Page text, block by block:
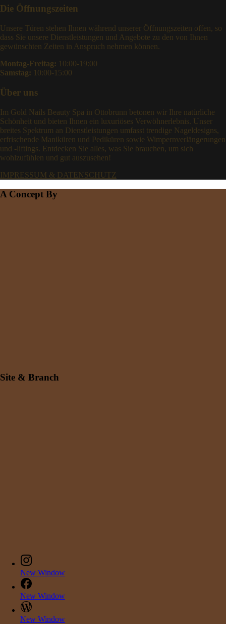
Die Öffnungszeiten
Unsere Türen stehen Ihnen während unserer Öffnungszeiten offen, so
dass Sie unsere Dienstleistungen und Angebote zu den von Ihnen
gewünschten Zeiten in Anspruch nehmen können.
Montag-Freitag: 10:00-19:00
Samstag: 10:00-15:00
Über uns
Im Gold Nails Beauty Spa in Ottobrunn betonen wir Ihre natürliche
Schönheit und bieten Ihnen ein luxuriöses Verwöhnerlebnis. Unser
breites Spektrum an Dienstleistungen umfasst trendige Nageldesigns,
erfrischende Maniküren und Pediküren sowie Wimpernverlängerungen
und -liftings. Entdecken Sie alles, was Sie brauchen, um sich
wohlzufühlen und gut auszusehen!
IMPRESSUM & DATENSCHUTZ
A Concept By
Site & Branch
New Window
New Window
New Window